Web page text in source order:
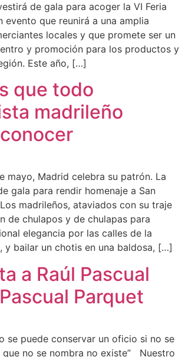
de gala para acoger la VI Feria
evento que reunirá a una amplia
locales y que promete ser un
y promoción para los productos y
Este año, […]
que todo
madrileño
mayo, Madrid celebra su patrón. La
gala para rendir homenaje a San
madrileños, ataviados con su traje
de chulapos y de chulapas para
elegancia por las calles de la
y bailar un chotis en una baldosa, […]
a Raúl Pascual
Parquet
se puede conservar un oficio si no se
que no se nombra no existe” Nuestro